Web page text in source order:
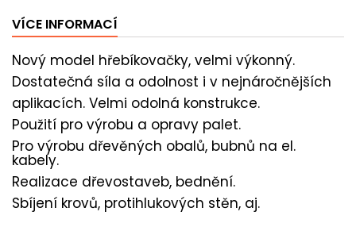
VÍCE INFORMACÍ
Nový model hřebíkovačky, velmi výkonný.
Dostatečná síla a odolnost i v nejnáročnějších
aplikacích. Velmi odolná konstrukce.
Použití pro výrobu a opravy palet.
Pro výrobu dřevěných obalů, bubnů na el.
kabely.
Realizace dřevostaveb, bednění.
Sbíjení krovů, protihlukových stěn, aj.